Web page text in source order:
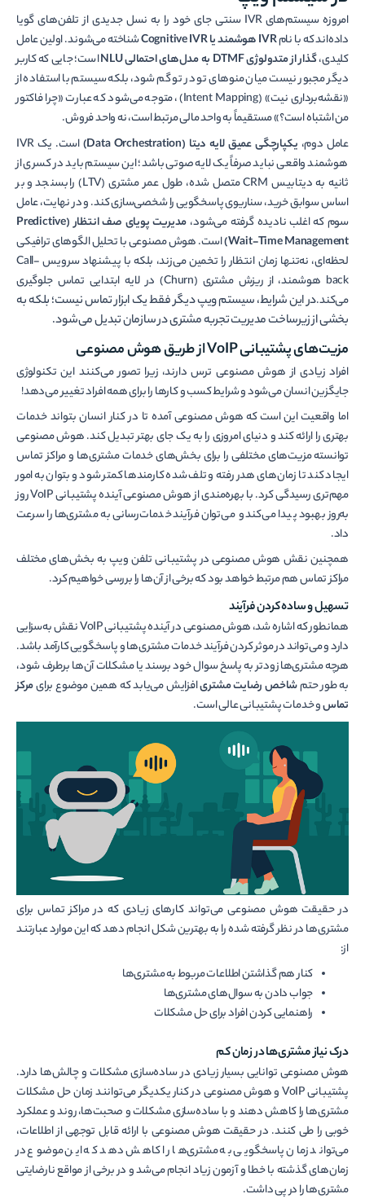
امروزه سیستم‌های IVR سنتی جای خود را به نسل جدیدی از تلفن‌های گویا
داده‌اند که با نامIVR هوشمند یا Cognitive IVR
شناخته می‌شوند. اولین عامل
کلیدی،گذار از متدولوژی DTMF به مدل‌های احتمالی NLU
است؛ جایی که کاربر
دیگر مجبور نیست میان منوهای تو در تو گم شود، بلکه سیستم با استفاده از
«نقشه‌برداری نیت» (Intent Mapping)، متوجه می‌شود که عبارت «چرا فاکتور
من اشتباه است؟» مستقیماً به واحد مالی مرتبط است، نه واحد فروش.
عامل دوم، یکپارچگی عمیق لایه دیتا (Data Orchestration)
است. یک IVR
هوشمند واقعی نباید صرفاً یک لایه صوتی باشد؛ این سیستم باید در کسری از
ثانیه به دیتابیس CRM متصل شده، طول عمر مشتری (LTV) را بسنجد و بر
اساس سوابق خرید، سناریوی پاسخگویی را شخصی‌سازی کند. و در نهایت، عامل
سوم که اغلب نادیده گرفته می‌شود،
مدیریت پویای صف انتظار (Predictive
Wait-Time Management) است. هوش مصنوعی با تحلیل الگوهای ترافیکی
لحظه‌ای، نه‌تنها زمان انتظار را تخمین می‌زند، بلکه با پیشنهاد سرویس Call-
back هوشمند، از ریزش مشتری (Churn) در لایه ابتدایی تماس جلوگیری
می‌کند.در این شرایط، سیستم ویپ دیگر فقط یک ابزار تماس نیست؛ بلکه به
بخشی از زیرساخت مدیریت تجربه مشتری در سازمان تبدیل می‌شود.
مزیت‌های پشتیبانی VoIP از طریق هوش مصنوعی
افراد زیادی از هوش مصنوعی ترس دارند، زیرا تصور می‌کنند این تکنولوژی
جایگزین انسان می‌شود و شرایط کسب و کارها را برای همه افراد تغییر می‌دهد!
اما واقعیت این است که هوش مصنوعی آمده تا در کنار انسان بتواند خدمات
بهتری را ارائه کند و دنیای امروزی را به یک جای بهتر تبدیل کند. هوش مصنوعی
توانسته مزیت‌های مختلفی را برای بخش‌های خدمات مشتری‌ها و مراکز تماس
ایجاد کند تا زمان‌های هدر رفته و تلف شده کارمند‌ها کمتر شود و بتوان به امور
مهم‌تری رسیدگی کرد. با بهره‌مندی از هوش مصنوعی آینده پشتیبانی VoIP روز
به‌روز بهبود پیدا می‌کند و می‌توان فرآیند خدمات‌رسانی به مشتری‌ها را سرعت
داد.
همچنین نقش هوش مصنوعی در پشتیبانی تلفن ویپ به بخش‌های مختلف
مراکز تماس هم مرتبط خواهد بود که برخی از آن‌ها را بررسی خواهیم کرد.
تسهیل و ساده کردن فرآیند
همانطور که اشاره شد، هوش مصنوعی در آینده پشتیبانی VoIP نقش به‌سزایی
دارد و می‌تواند در موثر کردن فرآیند خدمات مشتری‌ها و پاسخگویی کارآمد باشد.
هرچه مشتری‌ها زودتر به پاسخ سوال خود برسند یا مشکلات آن‌ها برطرف شود،
به طور حتمشاخص رضایت مشتریافزایش می‌یابد که همین موضوع برایمرکز
تماسو خدمات پشتیبانی عالی است.
در حقیقت هوش مصنوعی می‌تواند کارهای زیادی که در مراکز تماس برای
مشتری‌ها در نظر گرفته شده را به بهترین شکل انجام دهد که این موارد عبارتند
از:
کنار هم گذاشتن اطلاعات مربوط به مشتری‌ها
جواب دادن به سوال‌های مشتری‌ها
راهنمایی کردن افراد برای حل مشکلات
درک نیاز مشتری‌ها در زمان کم
هوش مصنوعی توانایی بسیار زیادی در ساده‌سازی مشکلات و چالش‌ها دارد.
پشتیبانی VoIP و هوش مصنوعی در کنار یکدیگر می‌توانند زمان حل مشکلات
مشتری‌ها را کاهش دهند و با ساده‌سازی مشکلات و صحبت‌ها، روند و عملکرد
خوبی را طی کنند. در حقیقت هوش مصنوعی با ارائه قابل توجهی از اطلاعات،
می‌تواند زمان پاسخگویی به مشتری‌ها را کاهش دهد که این موضوع در
زمان‌های گذشته با خطا و آزمون زیاد انجام می‌شد و در برخی از مواقع نارضایتی
مشتری‌ها را در پی داشت.